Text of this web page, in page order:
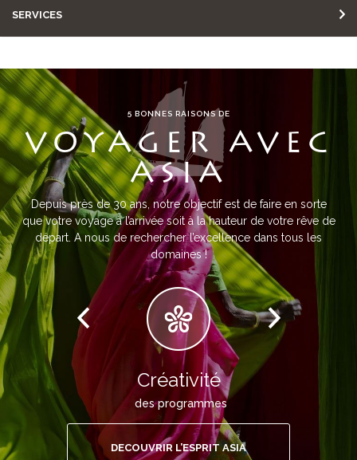
SERVICES
5 BONNES RAISONS DE
VOYAGER AVEC
ASIA
Depuis près de 30 ans, notre objectif est de faire en sorte
que votre voyage à l’arrivée soit à la hauteur de votre rêve de
départ. A nous de rechercher l’excellence dans tous les
domaines !
Créativité
des programmes
DECOUVRIR L’ESPRIT ASIA